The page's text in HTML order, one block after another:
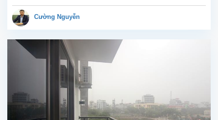
Trịnh
căn hộ
đươc
lắp đặt
Cường Nguyễn